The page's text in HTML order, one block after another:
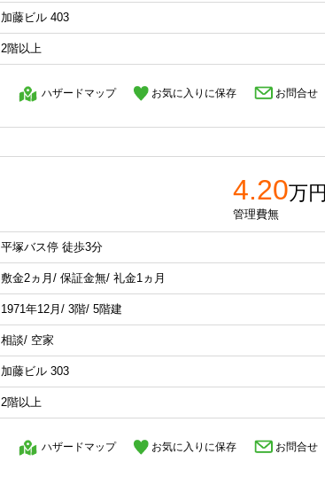
加藤ビル 403
2階以上
ハザードマップ お気に入りに保存 お問合せ
4.20万円
管理費無
平塚バス停 徒歩3分
敷金2ヵ月/ 保証金無/ 礼金1ヵ月
1971年12月/ 3階/ 5階建
相談/ 空家
加藤ビル 303
2階以上
ハザードマップ お気に入りに保存 お問合せ